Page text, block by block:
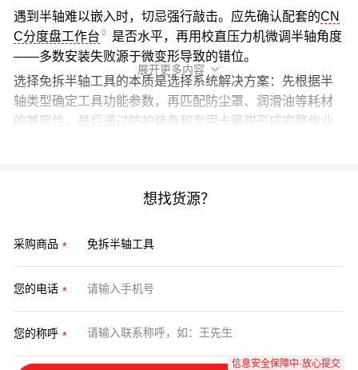
遇到半轴难以嵌入时，切忌强行敲击。应先确认配套的CN
C分度盘工作台
是否水平，再用校直压力机微调半轴角度
——多数安装失败源于微变形导致的错位。
选择免拆半轴工具的本质是选择系统解决方案：先根据半
轴类型确定工具功能参数，再匹配防尘罩、润滑油等耗材
的兼容性，最后通过防护装备和专用卡簧钳形成完整作业
展开更多内容 
想找货源？
采购商品
您的电话
您的称呼
信息安全保障中·放心提交